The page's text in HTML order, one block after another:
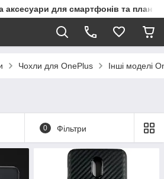
для смартфонів та
Чохли для OnePlus Інші моделі
0 Фільтри